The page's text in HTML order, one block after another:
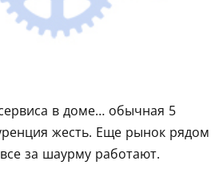
в доме… обычная 5
жесть. Еще рынок рядом
за шаурму работают.